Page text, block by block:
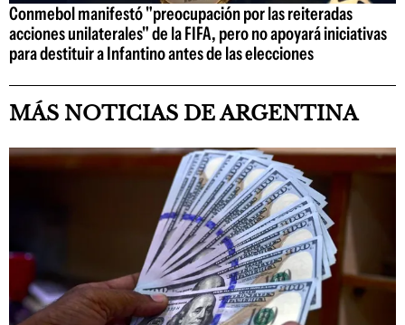
Conmebol manifestó "preocupación por las reiteradas
acciones unilaterales" de la FIFA, pero no apoyará iniciativas
para destituir a Infantino antes de las elecciones
MÁS NOTICIAS DE ARGENTINA